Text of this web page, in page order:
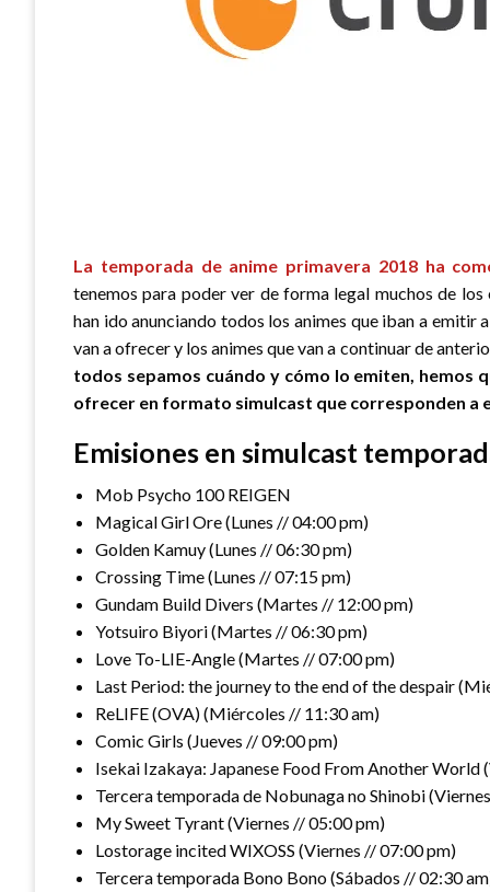
La temporada de anime primavera 2018 ha
tenemos para poder ver de forma legal muchos de
han ido anunciando todos los animes que iban a emitir
van a ofrecer y los animes que van a continuar de
todos sepamos cuándo y cómo lo emiten, hemos
ofrecer en formato simulcast que corresponden a
Emisiones en simulcast
Mob Psycho 100 REIGEN
Magical Girl Ore (Lunes // 04:00 pm)
Golden Kamuy (Lunes // 06:30 pm)
Crossing Time (Lunes // 07:15 pm)
Gundam Build Divers (Martes // 12:00 pm)
Yotsuiro Biyori (Martes // 06:30 pm)
Love To-LIE-Angle (Martes // 07:00 pm)
Last Period: the journey to the end of the despair
ReLIFE (OVA) (Miércoles // 11:30 am)
Comic Girls (Jueves // 09:00 pm)
Isekai Izakaya: Japanese Food From Another World
Tercera temporada de Nobunaga no Shinobi
My Sweet Tyrant (Viernes // 05:00 pm)
Lostorage incited WIXOSS (Viernes // 07:00 pm)
Tercera temporada Bono Bono (Sábados // 02:30